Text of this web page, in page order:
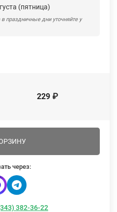
(пятница)
праздничные дни уточняйте у
229 ₽
через:
382-36-22